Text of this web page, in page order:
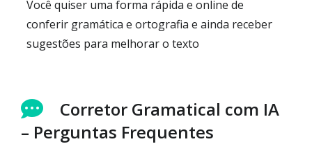
Você quiser uma forma rápida e online de
conferir gramática e ortografia e ainda receber
sugestões para melhorar o texto
Corretor Gramatical com IA
– Perguntas Frequentes